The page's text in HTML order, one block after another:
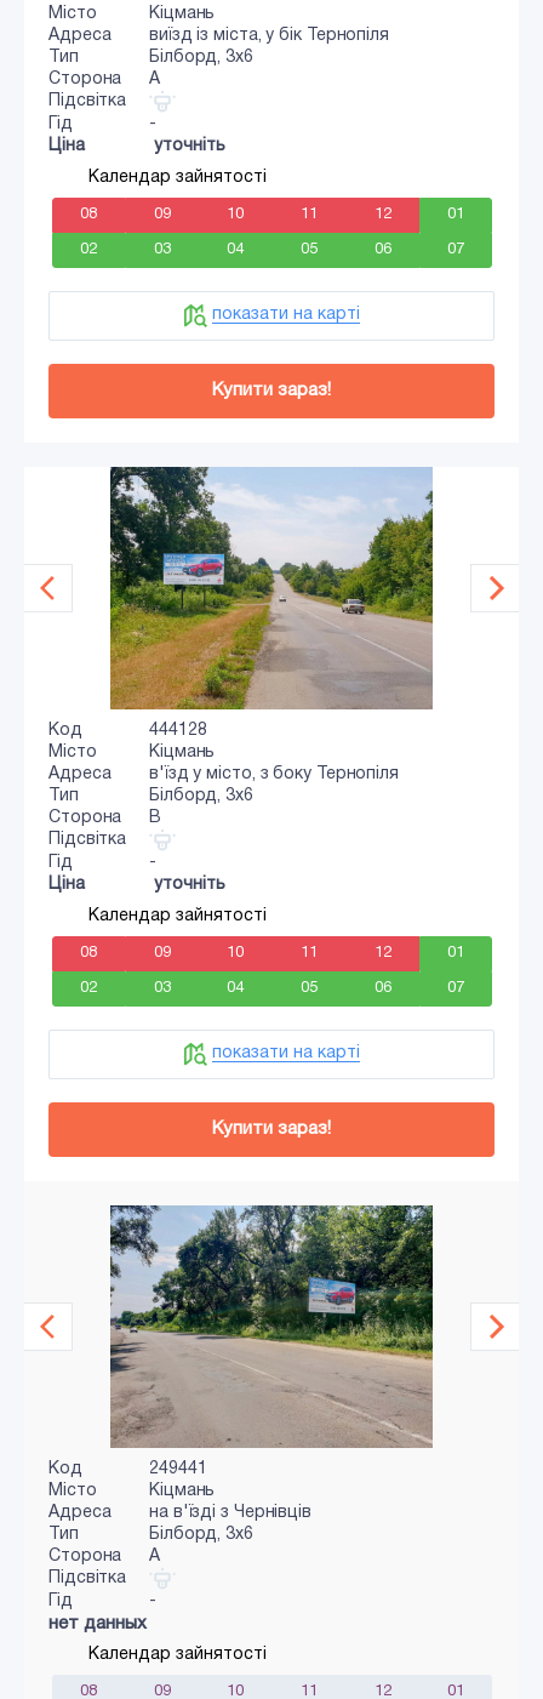
Місто
Кіцмань
Адреса
виїзд із міста, у бік Тернопіля
Тип
Білборд, 3x6
Сторона
A
Підсвітка
Гід
-
Ціна
уточніть
Календар зайнятості
08 09 10 11 12 01
02 03 04 05 06 07
показати на карті
Купити зараз!
Код
444128
Місто
Кіцмань
Адреса
в'їзд у місто, з боку Тернопіля
Тип
Білборд, 3x6
Сторона
B
Підсвітка
Гід
-
Ціна
уточніть
Календар зайнятості
08 09 10 11 12 01
02 03 04 05 06 07
показати на карті
Купити зараз!
Код
249441
Місто
Кіцмань
Адреса
на в'їзді з Чернівців
Тип
Білборд, 3х6
Сторона
A
Підсвітка
Гід
-
нет данных
Календар зайнятості
08 09 10 11 12 01